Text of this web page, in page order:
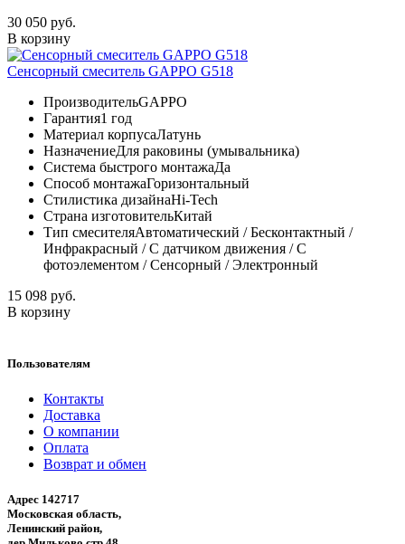
30 050 руб.
В корзину
Сенсорный смеситель GAPPO G518
ПроизводительGAPPO
Гарантия1 год
Материал корпусаЛатунь
НазначениеДля раковины (умывальника)
Система быстрого монтажаДа
Способ монтажаГоризонтальный
Стилистика дизайнаHi-Tech
Страна изготовительКитай
Тип смесителяАвтоматический / Бесконтактный /
Инфракрасный / С датчиком движения / С
фотоэлементом / Сенсорный / Электронный
15 098 руб.
В корзину
Пользователям
Контакты
Доставка
О компании
Оплата
Возврат и обмен
Адрес 142717
Московская область,
Ленинский район,